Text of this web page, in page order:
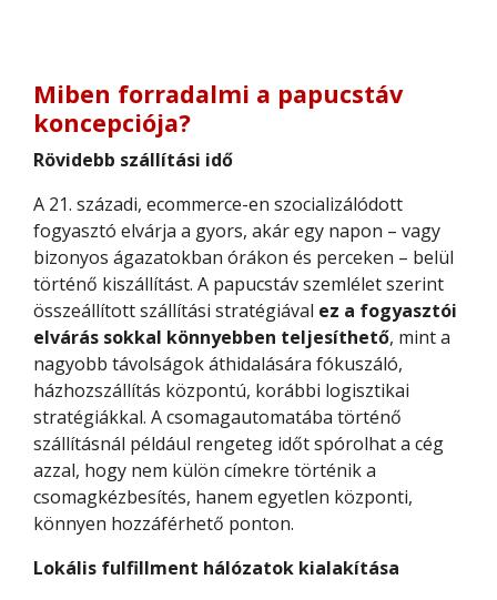
Miben forradalmi a papucstáv
koncepciója?
Rövidebb szállítási idő
A 21. századi, ecommerce-en szocializálódott
fogyasztó elvárja a gyors, akár egy napon – vagy
bizonyos ágazatokban órákon és perceken – belül
történő kiszállítást. A papucstáv szemlélet szerint
összeállított szállítási stratégiával ez a fogyasztói
elvárás sokkal könnyebben teljesíthető, mint a
nagyobb távolságok áthidalására fókuszáló,
házhozszállítás központú, korábbi logisztikai
stratégiákkal. A csomagautomatába történő
szállításnál például rengeteg időt spórolhat a cég
azzal, hogy nem külön címekre történik a
csomagkézbesítés, hanem egyetlen központi,
könnyen hozzáférhető ponton.
Lokális fulfillment hálózatok kialakítása